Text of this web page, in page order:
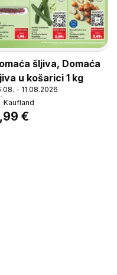
šljiva, Domaća
u košarici 1 kg
- 11.08.2026
Kaufland
€